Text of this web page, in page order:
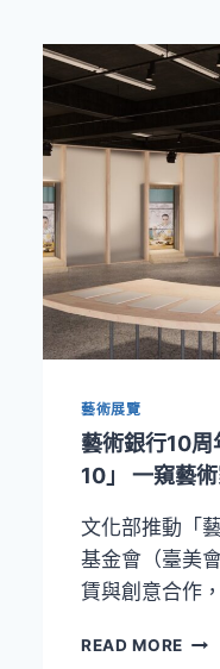
藝術展覽
藝術銀行10周
10」 一窺藝
文化部推動「
基金會（臺美
賃與創意合作
READ MORE